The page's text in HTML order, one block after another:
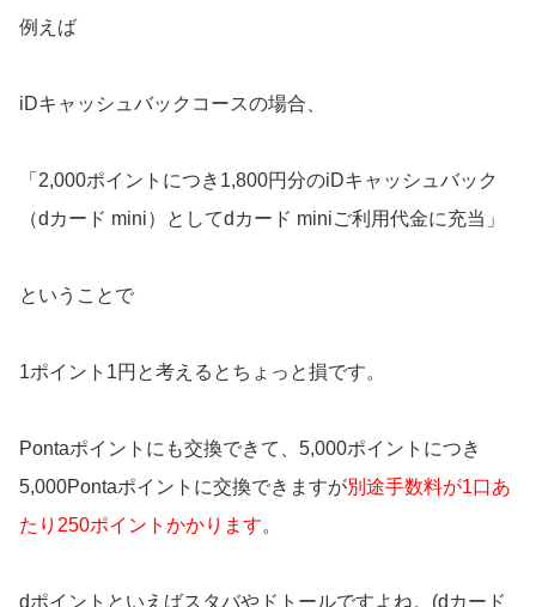
例えば
iDキャッシュバックコースの場合、
「2,000ポイントにつき1,800円分のiDキャッシュバック
（dカード mini）としてdカード miniご利用代金に充当」
ということで
1ポイント1円と考えるとちょっと損です。
Pontaポイントにも交換できて、5,000ポイントにつき
5,000Pontaポイントに交換できますが別途手数料が1口あ
たり250ポイントかかります。
dポイントといえばスタバやドトールですよね。(dカード